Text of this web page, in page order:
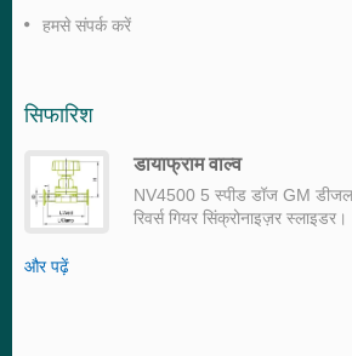
हमसे संपर्क करें
सिफारिश
डायाफ्राम वाल्व
NV4500 5 स्पीड डॉज GM
रिवर्स गियर सिंक्रोनाइज़र स्लाइडर।
और पढ़ें